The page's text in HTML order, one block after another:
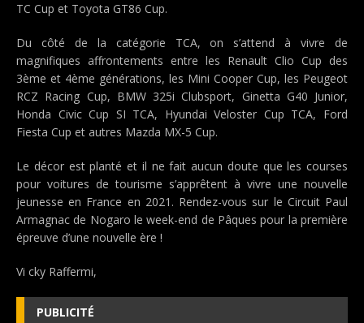
TC Cup et Toyota GT86 Cup.
Du côté de la catégorie TCA, on s’attend à vivre de
magnifiques affrontements entre les Renault Clio Cup des
3ème et 4ème générations, les Mini Cooper Cup, les Peugeot
RCZ Racing Cup, BMW 325i Clubsport, Ginetta G40 Junior,
Honda Civic Cup SI TCA, Hyundai Veloster Cup TCA, Ford
Fiesta Cup et autres Mazda MX-5 Cup.
Le décor est planté et il ne fait aucun doute que les courses
pour voitures de tourisme s’apprêtent à vivre une nouvelle
jeunesse en France en 2021. Rendez-vous sur le Circuit Paul
Armagnac de Nogaro le week-end de Pâques pour la première
épreuve d’une nouvelle ère !
Vi cky Raffermi,
PUBLICITÉ